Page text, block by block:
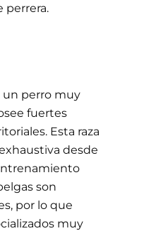
perrera.
un perro muy
fuertes
Esta raza
desde
son
por lo que
muy